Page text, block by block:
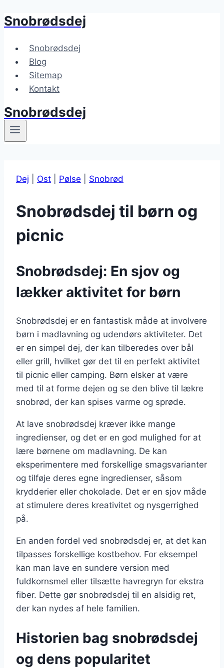
Fortsæt
indhold
Snobrødsdej
Snobrødsdej
Blog
Sitemap
Kontakt
Snobrødsdej
Dej Ost Pølse Snobrød
Snobrødsdej til børn og
picnic
Snobrødsdej: En sjov og
lækker aktivitet for børn
Snobrødsdej er en fantastisk måde at involvere
børn i madlavning og udendørs aktiviteter. Det
er en simpel dej, der kan tilberedes over bål
eller grill, hvilket gør det til en perfekt aktivitet
til picnic eller camping. Børn elsker at være
med til at forme dejen og se den blive til lækre
snobrød, der kan spises varme og sprøde.
At lave snobrødsdej kræver ikke mange
ingredienser, og det er en god mulighed for at
lære børnene om madlavning. De kan
eksperimentere med forskellige smagsvarianter
og tilføje deres egne ingredienser, såsom
krydderier eller chokolade. Det er en sjov måde
at stimulere deres kreativitet og nysgerrighed
på.
En anden fordel ved snobrødsdej er, at det kan
tilpasses forskellige kostbehov. For eksempel
kan man lave en sundere version med
fuldkornsmel eller tilsætte havregryn for ekstra
fiber. Dette gør snobrødsdej til en alsidig ret,
der kan nydes af hele familien.
Historien bag snobrødsdej
og dens popularitet